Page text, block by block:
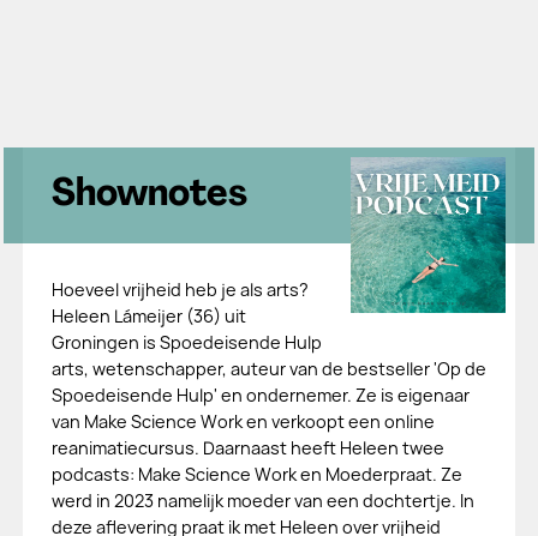
Shownotes
Hoeveel vrijheid heb je als arts?
Heleen Lámeijer (36) uit
Groningen is Spoedeisende Hulp
arts, wetenschapper, auteur van de bestseller 'Op de
Spoedeisende Hulp' en ondernemer. Ze is eigenaar
van Make Science Work en verkoopt een online
reanimatiecursus. Daarnaast heeft Heleen twee
podcasts: Make Science Work en Moederpraat. Ze
werd in 2023 namelijk moeder van een dochtertje. In
deze aflevering praat ik met Heleen over vrijheid